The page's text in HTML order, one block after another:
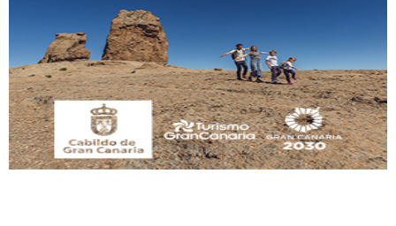
Gato manso encontrado
Este gato macho ha aparecido en la calle hace menos de un mes, es muy
manso y extremadamente cari...
Leales.org » Gran Canaria | 9.7.2025